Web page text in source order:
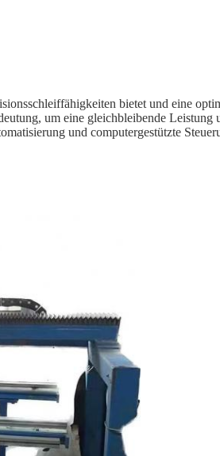
bietet und eine
um eine gleichbleibende
und computergestützte